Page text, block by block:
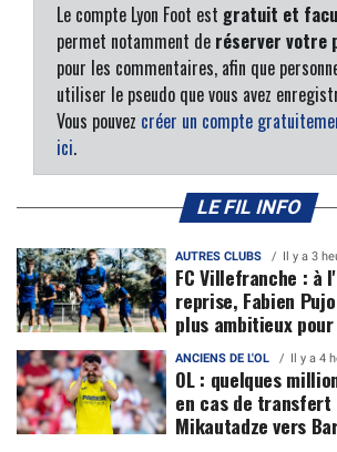
Le compte Lyon Foot est gratuit et
permet notamment de réserver votre
pour les commentaires, afin que
utiliser le pseudo que vous avez
Vous pouvez créer un compte
ici.
LE FIL INFO
AUTRES CLUBS Il y a 3
FC Villefranche : à
reprise, Fabien
plus ambitieux
ANCIENS DE L'OL Il y a 4
OL : quelques
en cas de transfert
Mikautadze vers